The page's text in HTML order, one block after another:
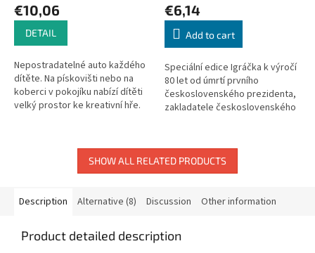
€10,06
DETAIL
Nepostradatelné auto každého
dítěte. Na pískovišti nebo na
koberci v pokojíku nabízí dítěti
velký prostor ke kreativní hře.
€6,14
Add to cart
Speciální edice Igráčka k výročí
80 let od úmrtí prvního
československého prezidenta,
zakladatele československého
SHOW ALL RELATED PRODUCTS
Description Alternative (8) Discussion Other information
Product detailed description